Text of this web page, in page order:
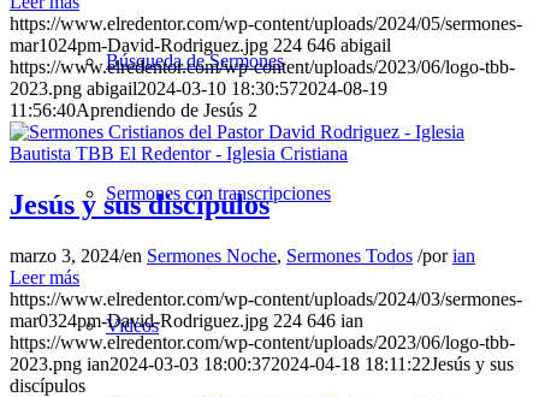
Búsqueda de Sermones
Sermones con transcripciones
Videos
https://www.elredentor.com/wp-content/uploads/2024/05/sermones-
mar1024pm-David-Rodriguez.jpg 224 646 abigail
https://www.elredentor.com/wp-content/uploads/2023/06/logo-tbb-
2023.png abigail2024-03-10 18:30:572024-08-19
11:56:40Aprendiendo de Jesús 2
Jesús y sus discípulos
marzo 3, 2024/en Sermones Noche, Sermones Todos /porian
Leer más
https://www.elredentor.com/wp-content/uploads/2024/03/sermones-
mar0324pm-David-Rodriguez.jpg 224 646 ian
https://www.elredentor.com/wp-content/uploads/2023/06/logo-tbb-
2023.png ian2024-03-03 18:00:372024-04-18 18:11:22Jesús y sus
discípulos